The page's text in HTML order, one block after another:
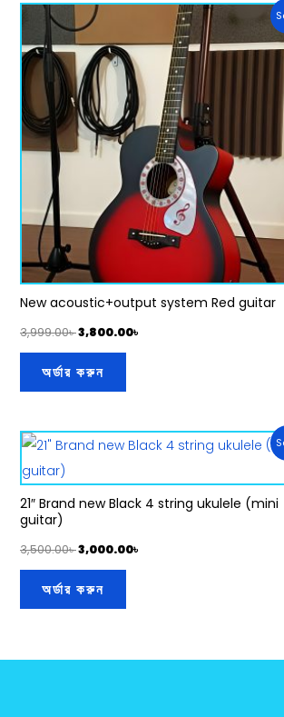
New acoustic+output system Red guitar
3,999.00৳
Original
price
3,999.00৳ .
3,800.00৳
Current
3,800.00৳ .
অর্ডার করুন
21″ Brand new Black 4 string ukulele (mini
guitar)
3,500.00৳
Original
price
3,500.00৳ .
3,000.00৳
Current
price
3,000.00৳ .
অর্ডার করুন